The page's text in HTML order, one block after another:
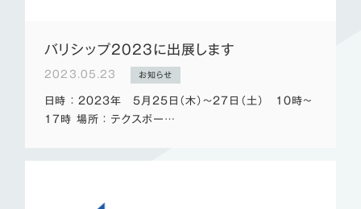
バリシップ2023に出展します
2023.05.23 お知らせ
日時 ： 2023年 5月25日（木）～27日（土） １０時~
１７時 場所 ： テクスポー…